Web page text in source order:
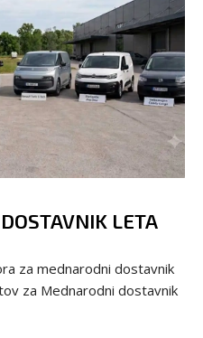
LETA
za mednarodni dostavnik
za Mednarodni dostavnik